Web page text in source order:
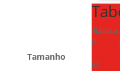
Tamanho
Básica
P
M